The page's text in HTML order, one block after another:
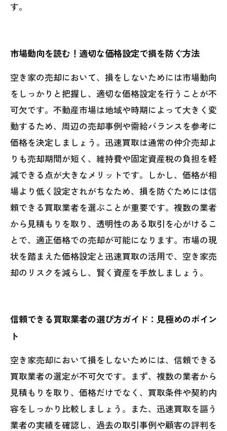
す。
市場動向を読む！適切な価格設定で損を防ぐ方法
空き家の売却において、損をしないためには市場動向
をしっかりと把握し、適切な価格設定を行うことが不
可欠です。不動産市場は地域や時期によって大きく変
動するため、周辺の売却事例や需給バランスを参考に
価格を決定しましょう。迅速買取は通常の仲介売却よ
りも売却期間が短く、維持費や固定資産税の負担を軽
減できる点が大きなメリットです。しかし、価格が相
場より低く設定されがちなため、損を防ぐためには信
頼できる買取業者を選ぶことが重要です。複数の業者
から見積もりを取り、透明性のある取引を心がけるこ
とで、適正価格での売却が可能になります。市場の現
状を踏まえた価格設定と迅速買取の活用で、空き家売
却のリスクを減らし、賢く資産を手放しましょう。
信頼できる買取業者の選び方ガイド：見極めのポイン
ト
空き家売却において損をしないためには、信頼できる
買取業者の選定が不可欠です。まず、複数の業者から
見積もりを取り、価格だけでなく、買取条件や契約内
容をしっかり比較しましょう。また、迅速買取を謳う
業者の実績を確認し、過去の取引事例や顧客の評判を